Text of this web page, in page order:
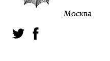
Москва